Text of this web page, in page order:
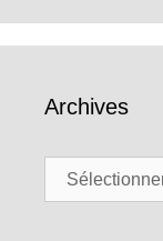
Archives
Archives